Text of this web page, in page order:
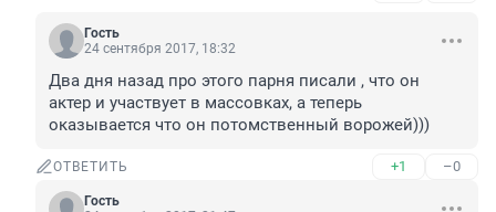
Гость
24 сентября 2017, 18:32
Два дня назад про этого парня писали , что он
актер и участвует в массовках, а теперь
оказывается что он потомственный ворожей)))
ОТВЕТИТЬ +1 –0
Гость